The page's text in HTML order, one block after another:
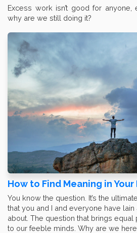
Excess work isn’t good for anyone,
why are we still doing it?
How to Find Meaning in
You know the question. It’s the
that you and I and everyone have lain
about. The question that brings
to our feeble minds. Why are we